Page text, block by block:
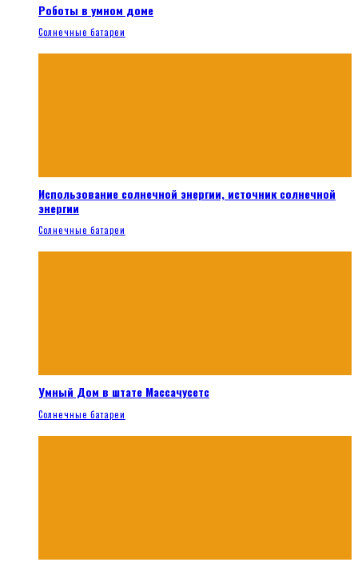
Роботы в умном доме
Солнечные батареи
Использование солнечной энергии, источник солнечной
энергии
Солнечные батареи
Умный Дом в штате Массачусетс
Солнечные батареи